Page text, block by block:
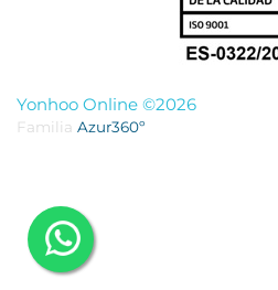
Yonhoo Online ©2026
Familia Azur360º